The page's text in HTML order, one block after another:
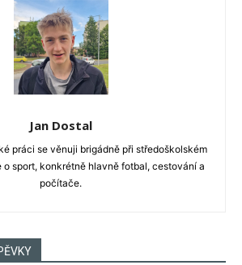
Jan Dostal
práci se věnuji brigádně při středoškolském
o sport, konkrétně hlavně fotbal, cestování a
počítače.